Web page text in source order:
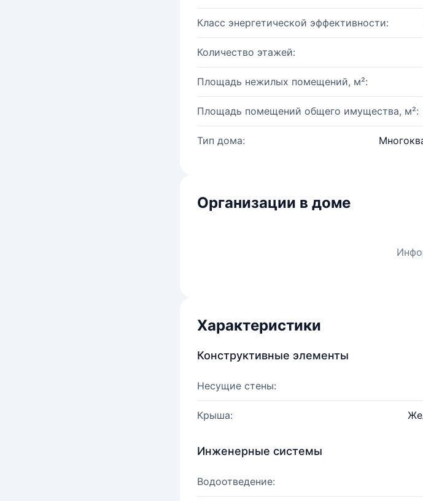
Класс энергетической эффективности:
Количество этажей:
Площадь нежилых помещений, м²:
Площадь помещений общего имущества, м²:
Тип дома:
Организации в доме
Характеристики
Конструктивные элементы
Несущие стены:
Крыша:
Инженерные системы
Водоотведение: